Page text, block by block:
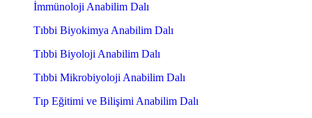
İmmünoloji Anabilim Dalı
Tıbbi Biyokimya Anabilim Dalı
Tıbbi Biyoloji Anabilim Dalı
Tıbbi Mikrobiyoloji Anabilim Dalı
Tıp Eğitimi ve Bilişimi Anabilim Dalı